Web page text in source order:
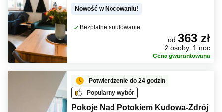
Nowość w Nocowaniu!
Bezpłatne anulowanie
od 363 zł
2 osoby, 1 noc
Cena gwarantowana
Potwierdzenie do 24 godzin
Popularny wybór
Pokoje Nad Potokiem Kudowa-Zdrój